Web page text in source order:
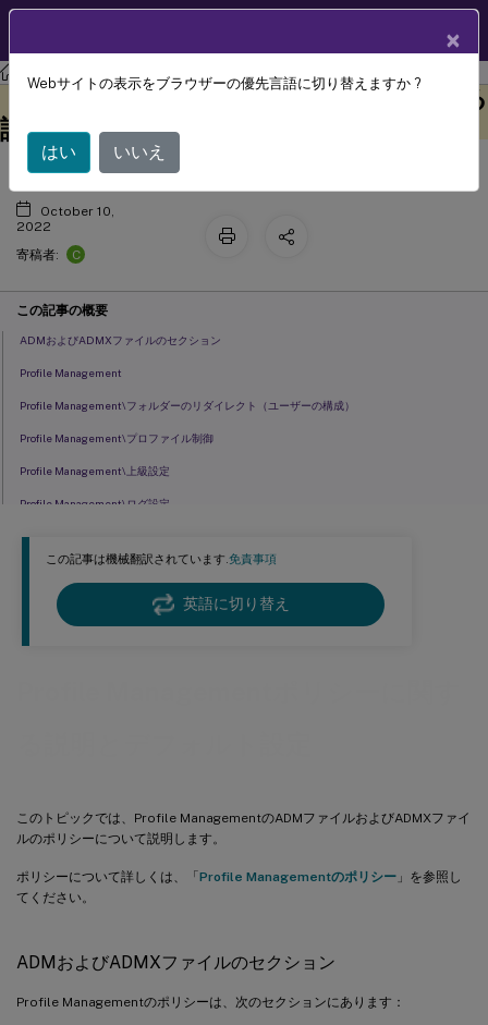
Profile Management Profile Management 2206
この記事は機械翻訳されています.免責事項
英語に切り替え
このトピックでは、Profile ManagementのADMファイルおよびADMXファイ
ルのポリシーについて説明します。
ポリシーについて詳しくは、「Profile Managementのポリシー 」を参照し
てください。
ADMおよびADMXファイルのセクション
Profile Managementのポリシーは、次のセクションにあります：
Profile Managementポリシーに関する
説明とデフォルト設定
October 10,
2022
寄稿者:
C
この記事の概要
ADMおよびADMXファイルのセクション
Profile Management
Profile Management\フォルダーのリダイレクト（ユーザーの構成）
Profile Management\プロファイル制御
Profile Management\上級設定
Profile Management\ログ設定
Profile Management\プロファイルコンテナ設定
Profile Management\レジストリ
Profile Management\ファイルシステム
×
Webサイトの表示をブラウザーの優先言語に切り替えますか ?
はい いいえ